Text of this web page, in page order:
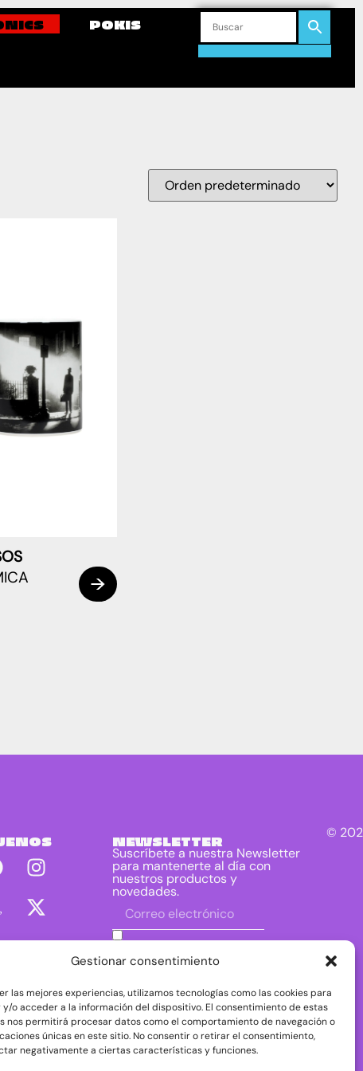
Gestionar consentimiento
las mejores experiencias, utilizamos tecnologías como las cookies para
y/o acceder a la información del dispositivo. El consentimiento de estas
nos permitirá procesar datos como el comportamiento de navegación o
únicas en este sitio. No consentir o retirar el consentimiento,
negativamente a ciertas características y funciones.
POKIS
NEWSLETTER
Suscríbete a nuestra Newsletter
para mantenerte al día con
nuestros productos y
novedades.
contenidas en la política de privacidad
sobre el tratamiento de mis datos para
DIRAC DIST, S.L. como responsable del
tratamiento tratará tus datos con la finalidad de
dar respuesta a tu consulta o petición. Puedes
acceder, rectificar y suprimir tus datos, así como
ejercer otros derechos consultando la
información adicional y detallada sobre
©